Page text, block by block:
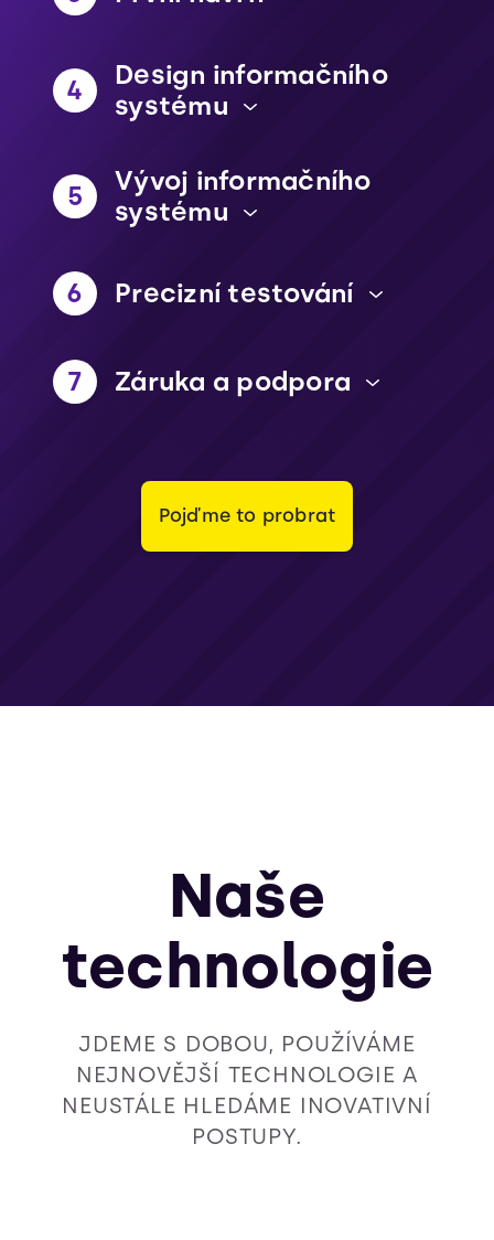
4
Design informačního
systému
5
Vývoj informačního
systému
6 Precizní testování
7 Záruka a podpora
Pojďme to probrat
Naše
technologie
JDEME S DOBOU, POUŽÍVÁME
NEJNOVĚJŠÍ TECHNOLOGIE A
NEUSTÁLE HLEDÁME INOVATIVNÍ
POSTUPY.